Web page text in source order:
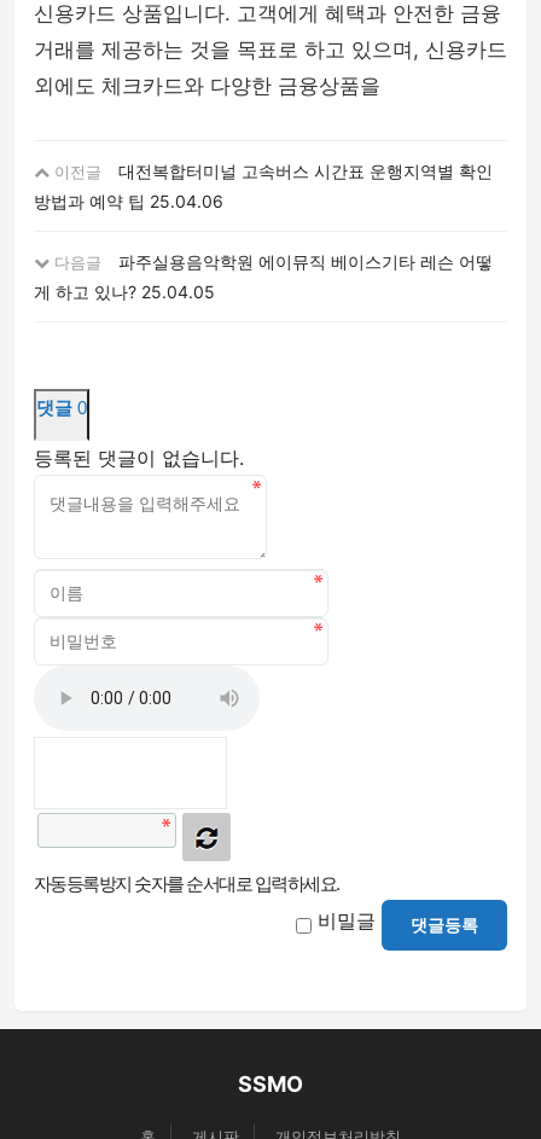
신용카드 상품입니다. 고객에게 혜택과 안전한 금융
거래를 제공하는 것을 목표로 하고 있으며, 신용카드
외에도 체크카드와 다양한 금융상품을
이전글
대전복합터미널 고속버스 시간표 운행지역별 확인
방법과 예약 팁 25.04.06
다음글
파주실용음악학원 에이뮤직 베이스기타 레슨 어떻
게 하고 있나? 25.04.05
댓글 0
등록된 댓글이 없습니다.
자동등록방지 숫자를 순서대로 입력하세요.
비밀글 댓글등록
SSMO